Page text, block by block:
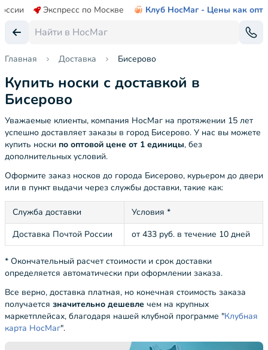
Экспресс по Москве Клуб НосМаг - Цены как опт
Главная Доставка Бисерово
Купить носки с доставкой в
Бисерово
Уважаемые клиенты, компания НосМаг на протяжении 15 лет
успешно доставляет заказы в город Бисерово. У нас вы можете
купить носки по оптовой цене от 1 единицы, без
дополнительных условий.
Оформите заказ носков до города Бисерово, курьером до двери
или в пункт выдачи через службы доставки, такие как:
Служба доставки
Условия *
Доставка Почтой России
от 433 руб. в течение 10 дней
* Окончательный расчет стоимости и срок доставки
определяется автоматически при оформлении заказа.
Все верно, доставка платная, но конечная стоимость заказа
получается значительно дешевле чем на крупных
маркетплейсах, благодаря нашей клубной программе "Клубная
карта НосМаг".